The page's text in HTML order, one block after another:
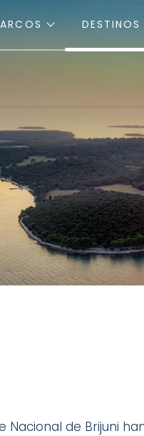
DESTINOS
de Brijuni